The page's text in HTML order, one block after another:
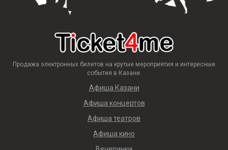
Продажа электронных билетов на крутые мероприятия и интересные
события в Казани.
Афиша Казани
Афиша концертов
Афиша театров
Афиша кино